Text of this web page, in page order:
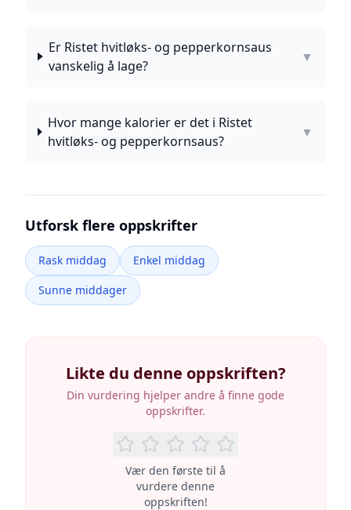
Er Ristet hvitløks- og pepperkornsaus
vanskelig å lage?
▼
Hvor mange kalorier er det i Ristet
hvitløks- og pepperkornsaus?
▼
Utforsk flere oppskrifter
Rask middag
Enkel middag
Sunne middager
Likte du denne oppskriften?
Din vurdering hjelper andre å finne gode
oppskrifter.
Vær den første til å
vurdere denne
oppskriften!